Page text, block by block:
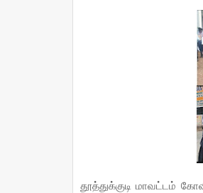
தூத்துக்குடி மாவட்டம்